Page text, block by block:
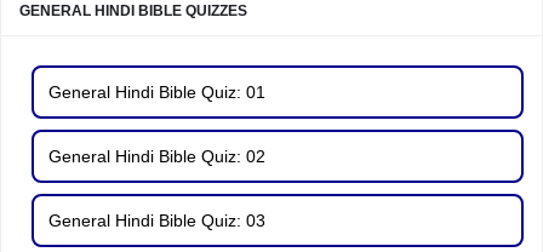
GENERAL HINDI BIBLE QUIZZES
General Hindi Bible Quiz: 01
General Hindi Bible Quiz: 02
General Hindi Bible Quiz: 03